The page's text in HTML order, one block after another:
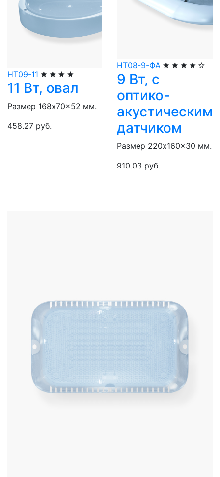
НТ09-11
11 Вт, овал
Размер 168x70x52 мм.
458.27 руб.
НТ08-9-ФА
9 Вт, с
оптико-
акустическим
датчиком
Размер 220x160x30 мм.
910.03 руб.